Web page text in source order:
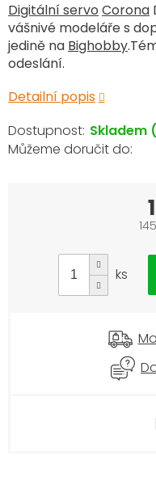
Digitální servo Corona
vášnivé modeláře s
jedině na Bighobby
odeslání.
Detailní popis
Skladem
ks